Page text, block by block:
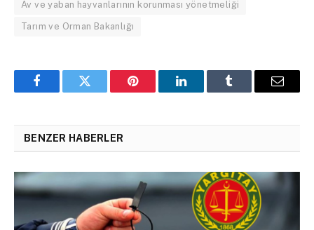
Av ve yaban hayvanlarının korunması yönetmeliği
Tarım ve Orman Bakanlığı
FacebookTwitter Pinterest LinkedInTumblr Email
BENZER HABERLER